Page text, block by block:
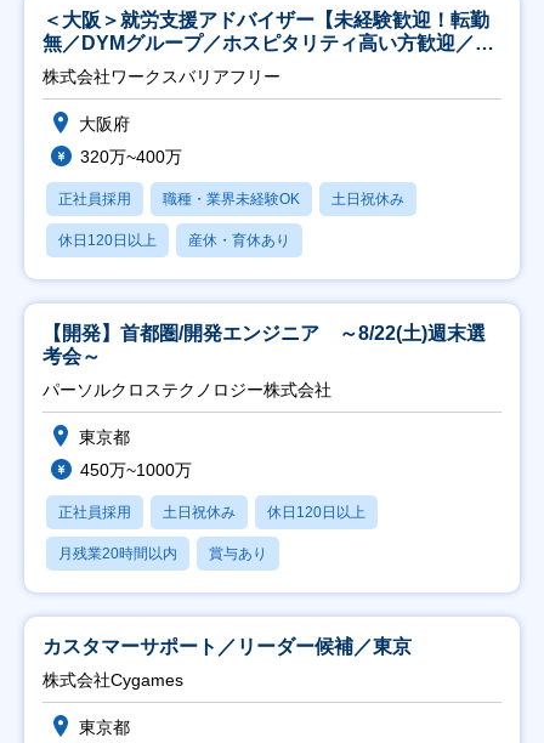
＜大阪＞就労支援アドバイザー【未経験歓迎！転勤
無／DYMグループ／ホスピタリティ高い方歓迎／土
日祝】
株式会社ワークスバリアフリー
大阪府
320万~400万
正社員採用 職種・業界未経験OK 土日祝休み
休日120日以上 産休・育休あり
【開発】首都圏/開発エンジニア ～8/22(土)週末選
考会～
パーソルクロステクノロジー株式会社
東京都
450万~1000万
正社員採用 土日祝休み 休日120日以上
月残業20時間以内 賞与あり
カスタマーサポート／リーダー候補／東京
株式会社Cygames
東京都